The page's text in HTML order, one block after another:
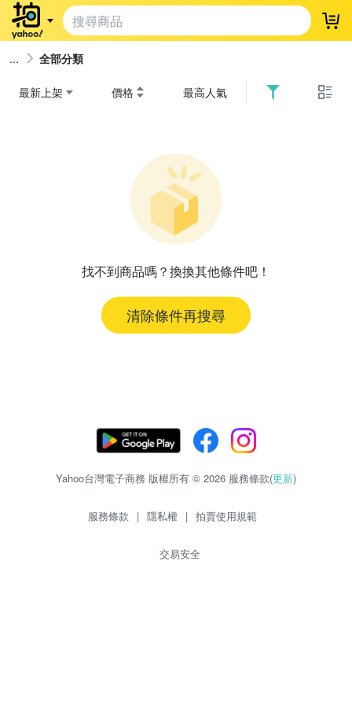
登
全部分類
最新上架 價格 最高人氣
找不到商品嗎？換換其他條件吧！
清除條件再搜尋
Yahoo台灣電子商務 版權所有 © 2026 服務條款(更新)
服務條款 | 隱私權 | 拍賣使用規範
交易安全